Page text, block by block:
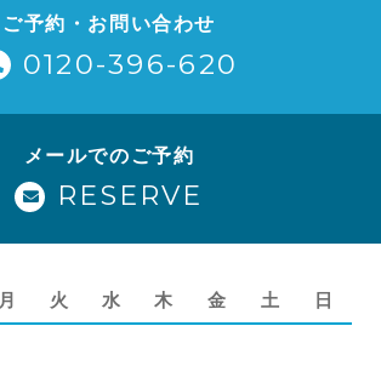
ご予約・お問い合わせ
0120-396-620
メールでのご予約
RESERVE
月 火 水 木 金 土 日